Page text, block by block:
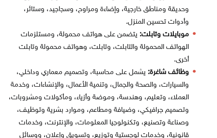
وحديقة ومناطق خارجية، وإضاءة ومراوح، وسجاجيد، وستائر،
وأدوات تحسين المنزل.
موبايلات وتابلت: يتضمن على هواتف محمولة، ومستلزمات
الهواتف المحمولة والتابلت، وتابلت، وهواتف محمولة وتابلت
أخرى.
وظائف شاغرة: يشمل على محاسبة، وتصميم معماري وداخلي،
والسيارات، والصحة والجمال، وتنمية الأعمال، والإنشاءات، وخدمة
العملاء، وتعليم، وهندسة، وموضة وأزياء، ومأكولات ومشروبات،
وتصميم جرافيكي، وضيافة ومطاعم، وموارد بشرية وتوظيف،
وصناعة وتصنيع، وتكنولوجيا المعلومات، والإنترنت، وخدمات
قانونية، وخدمات لوجستية وتوزيع، وتسويق وإعلان، ووسائل